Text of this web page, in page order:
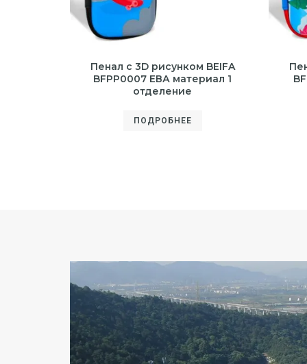
Пенал с 3D рисунком BEIFA
BFPP0007 ЕВА материал 1
отделение
ПОДРОБНЕЕ